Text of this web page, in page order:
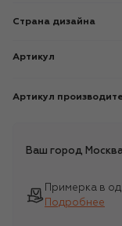
Страна дизайна
Артикул
Артикул
Ваш город
Примерка в
Подробнее